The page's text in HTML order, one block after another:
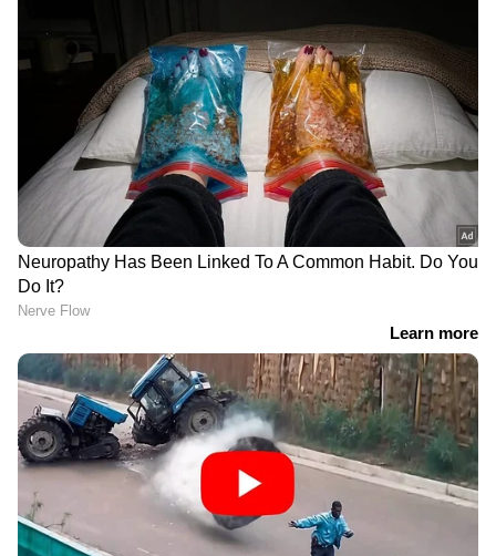
അന്വേഷണം ശക്തമാക്കി
അനന്തരഫലം'
LATEST VIDEOS
ജനാധിപത്യത്തെ ഉയര്‍ത്തിപ്പിടിച്ച്
സുപ്രീംകോടതി | Surgical Strike |
Supreme Court | Lok Sabha
'വയലൻസിന്റെ ഭാഷയിൽ K K
രാഗേഷ് സംസാരിക്കുന്നത്
പാര്‍ട്ടിയോടുള്ള